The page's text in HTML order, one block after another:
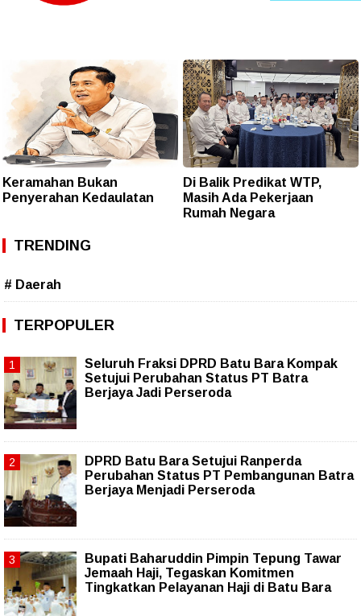
Keramahan Bukan
Penyerahan Kedaulatan
Di Balik Predikat WTP,
Masih Ada Pekerjaan
Rumah Negara
TRENDING
# Daerah
TERPOPULER
Seluruh Fraksi DPRD Batu Bara Kompak
Setujui Perubahan Status PT Batra
Berjaya Jadi Perseroda
DPRD Batu Bara Setujui Ranperda
Perubahan Status PT Pembangunan Batra
Berjaya Menjadi Perseroda
Bupati Baharuddin Pimpin Tepung Tawar
Jemaah Haji, Tegaskan Komitmen
Tingkatkan Pelayanan Haji di Batu Bara